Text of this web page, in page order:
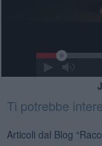
Ti potrebbe
Articoli dal Blog